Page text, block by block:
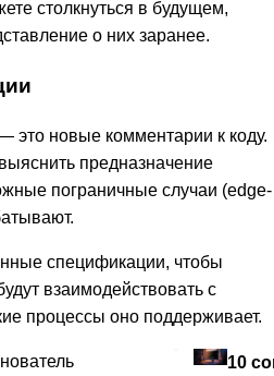
столкнуться в будущем,
о них заранее.
это новые комментарии к коду.
предназначение
пограничные случаи (edge-
спецификации, чтобы
взаимодействовать с
процессы оно поддерживает.
10